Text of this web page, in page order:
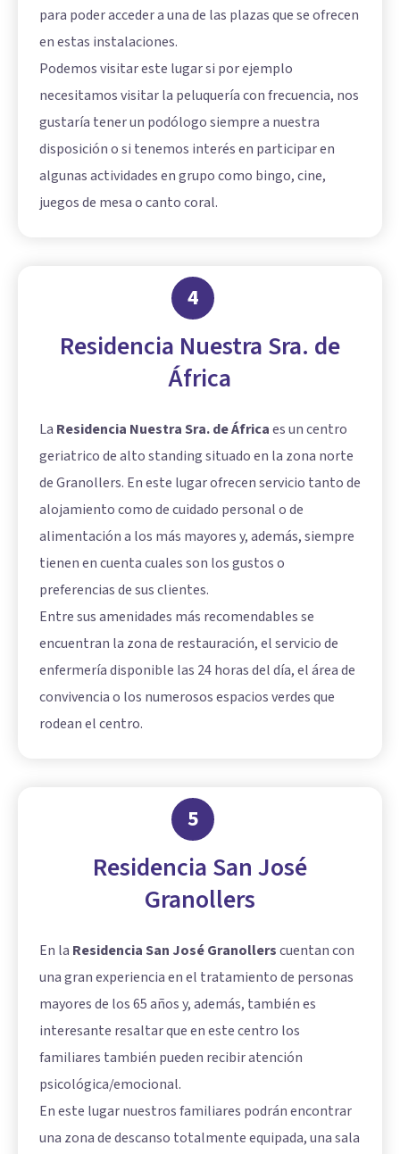
para poder acceder a una de las plazas que se ofrecen
en estas instalaciones.
Podemos visitar este lugar si por ejemplo
necesitamos visitar la peluquería con frecuencia, nos
gustaría tener un podólogo siempre a nuestra
disposición o si tenemos interés en participar en
algunas actividades en grupo como bingo, cine,
juegos de mesa o canto coral.
4
Residencia Nuestra Sra. de
África
La Residencia Nuestra Sra. de Áfricaes un centro
geriatrico de alto standing situado en la zona norte
de Granollers. En este lugar ofrecen servicio tanto de
alojamiento como de cuidado personal o de
alimentación a los más mayores y, además, siempre
tienen en cuenta cuales son los gustos o
preferencias de sus clientes.
Entre sus amenidades más recomendables se
encuentran la zona de restauración, el servicio de
enfermería disponible las 24 horas del día, el área de
convivencia o los numerosos espacios verdes que
rodean el centro.
5
Residencia San José
Granollers
En la Residencia San José Granollerscuentan con
una gran experiencia en el tratamiento de personas
mayores de los 65 años y, además, también es
interesante resaltar que en este centro los
familiares también pueden recibir atención
psicológica/emocional.
En este lugar nuestros familiares podrán encontrar
una zona de descanso totalmente equipada, una sala